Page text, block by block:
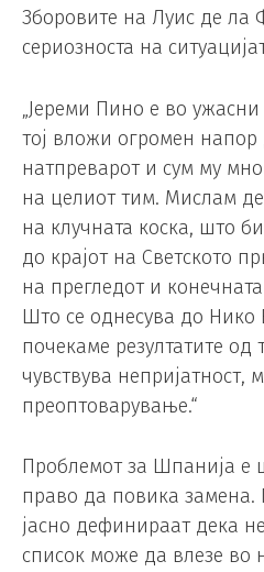
Зборовите на Луис де ла
сериозноста на
„Јереми Пино е во
тој вложи огромен
натпреварот и сум му
на целиот тим. Мислам
на клучната коска, што
до крајот на Светското
на прегледот и
Што се однесува до Нико
почекаме резултатите од
чувствува непријатност,
преоптоварување.“
Проблемот за Шпанија е
право да повика
јасно дефинираат дека
список може да влезе во